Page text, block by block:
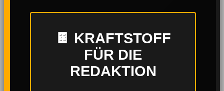
🍫 KRAFTSTOFF
FÜR DIE
REDAKTION